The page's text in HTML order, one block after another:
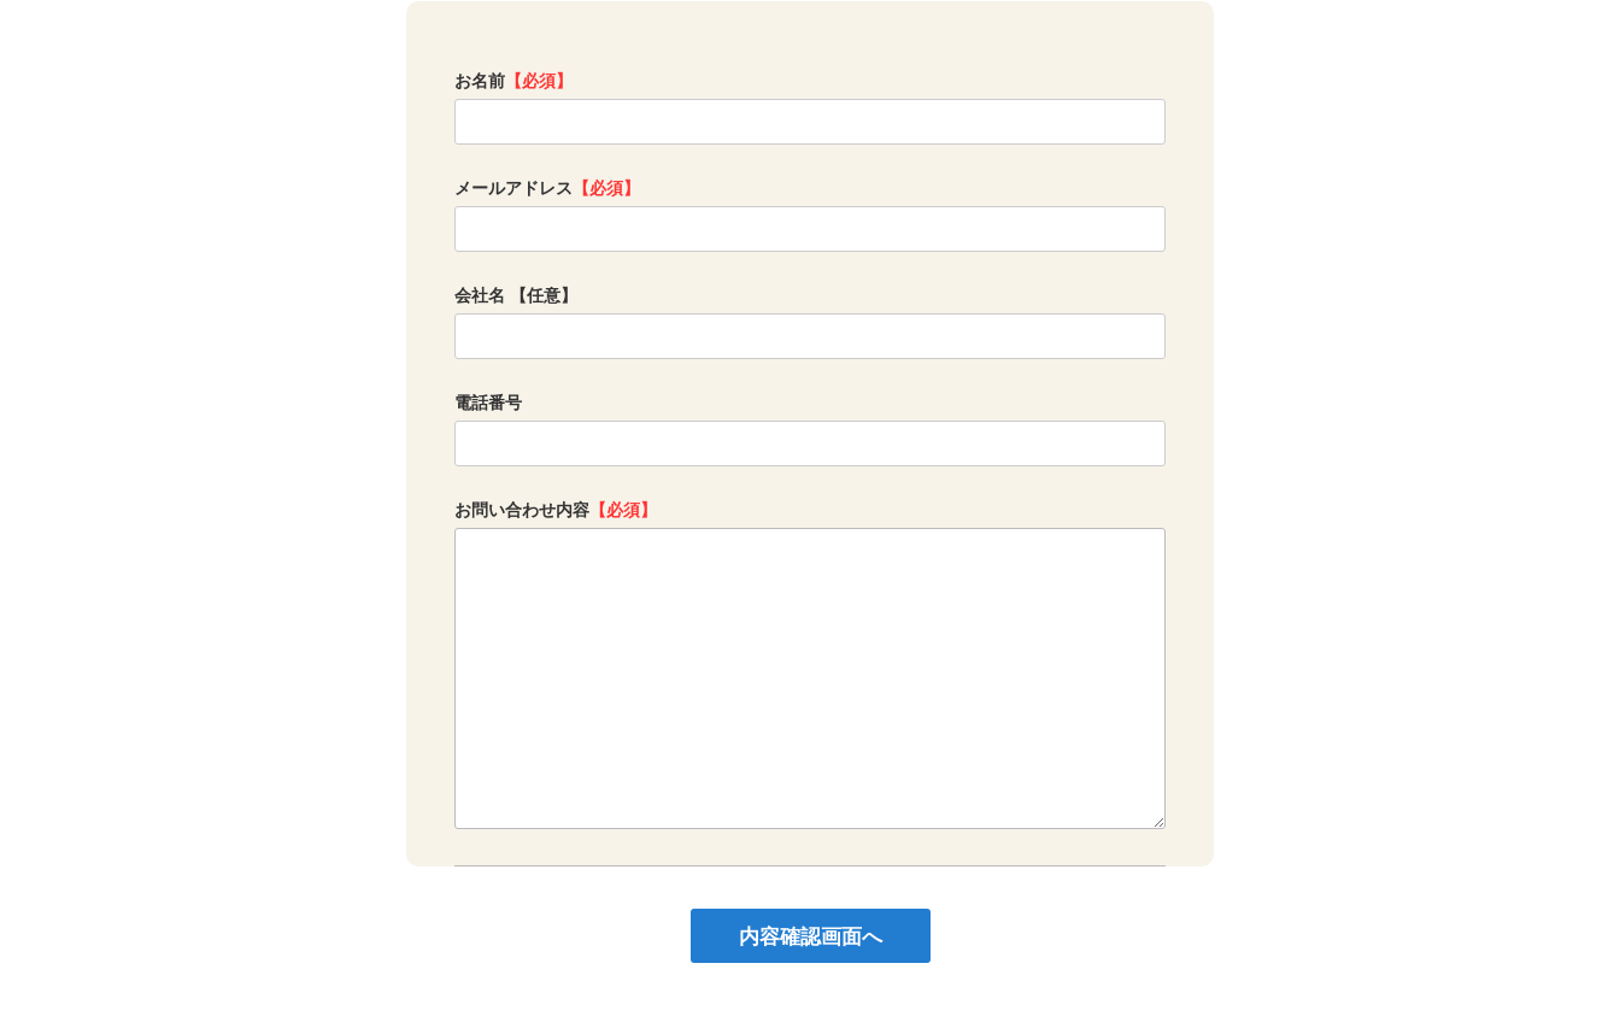
お名前 【必須】
メールアドレス 【必須】
会社名 【任意】
電話番号
お問い合わせ内容 【必須】
内容確認画面へ